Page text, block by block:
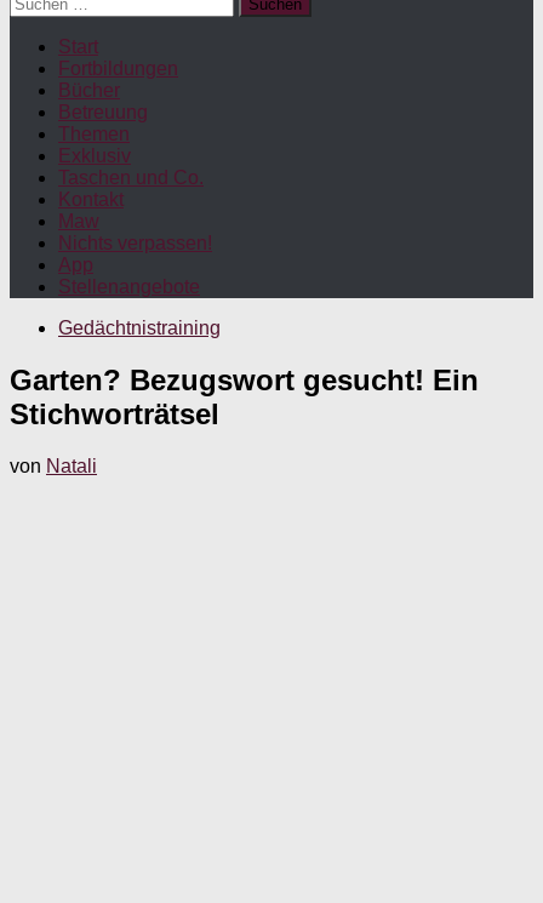
nach:
Start
Fortbildungen
Bücher
Betreuung
Themen
Exklusiv
Taschen und Co.
Kontakt
Maw
Nichts verpassen!
App
Stellenangebote
Gedächtnistraining
Garten? Bezugswort gesucht! Ein
Stichworträtsel
von Natali